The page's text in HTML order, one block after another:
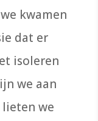
kwamen
dat er
isoleren
we aan
lieten we